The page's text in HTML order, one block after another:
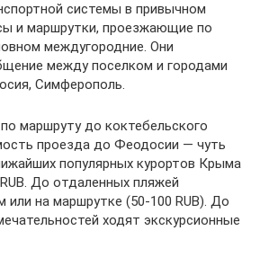
системы в привычном
и маршрутки, проезжающие по
междугородние. Они
между поселком и городами
Симферополь.
маршруту до коктебельского
проезда до Феодосии — чуть
популярных курортов Крыма
До отдаленных пляжей
на маршрутке (50-100 RUB). До
ходят экскурсионные